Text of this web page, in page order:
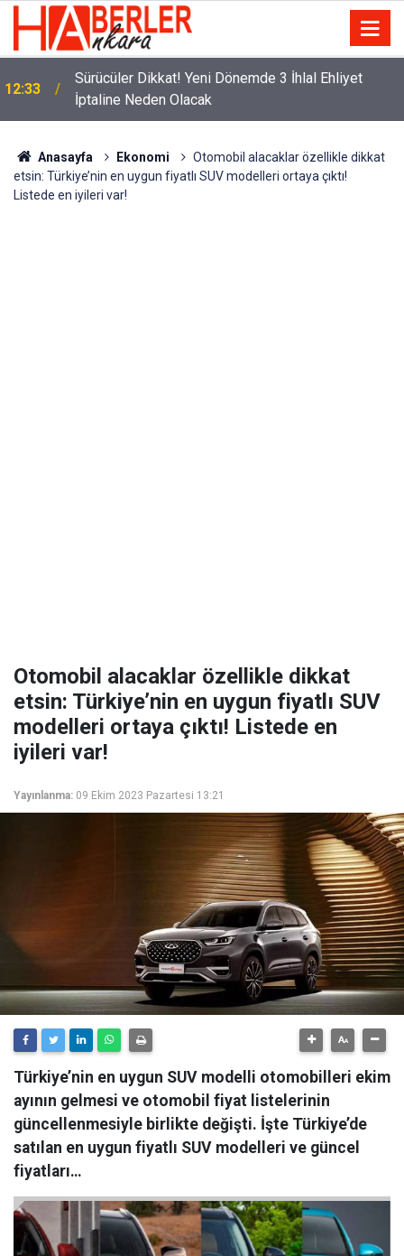
12:33
Sürücüler Dikkat! Yeni Dönemde 3 İhlal Ehliyet
İptaline Neden Olacak
Anasayfa Ekonomi
Otomobil alacaklar özellikle dikkat
etsin: Türkiye’nin en uygun fiyatlı SUV modelleri ortaya çıktı!
Listede en iyileri var!
Otomobil alacaklar özellikle dikkat
etsin: Türkiye’nin en uygun fiyatlı SUV
modelleri ortaya çıktı! Listede en
iyileri var!
Yayınlanma: 09 Ekim 2023 Pazartesi 13:21
Türkiye’nin en uygun SUV modelli otomobilleri ekim
ayının gelmesi ve otomobil fiyat listelerinin
güncellenmesiyle birlikte değişti. İşte Türkiye’de
satılan en uygun fiyatlı SUV modelleri ve güncel
fiyatları…